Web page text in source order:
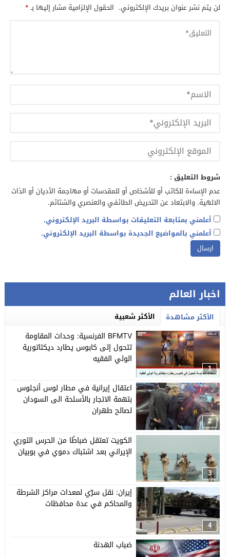
لن يتم نشر عنوان بريدك الإلكتروني. الحقول الإلزامية مشار إليها بـ*
شروط التعليق :
عدم الإساءة للكاتب أو للأشخاص أو للمقدسات أو مهاجمة الأديان أو الذات
الالهية. والابتعاد عن التحريض الطائفي والعنصري والشتائم.
أعلمني بمتابعة التعليقات بواسطة البريد الإلكتروني.
أعلمني بالمواضيع الجديدة بواسطة البريد الإلكتروني.
اخبار العالم
الأكثر مشاهدة الأكثر شعبية
1
BFMTV الفرنسية: وحدات المقاومة
تتحول إلى كابوس يطارد ديكتاتورية
الولي الفقيه
2
اعتقال إيرانية في مطار لوس أنجلوس
بتهمة الاتجار بالأسلحة الى السودان
لصالح طهران
3
الكويت تعتقل ضباطًا من الحرس الثوري
الإيراني بعد اشتباك دموي في بوبيان
4
إيران: نقل سرّي لمعدات مراكز الشرطة
والمحاكم في عدة محافظات
ضباب الهدنة